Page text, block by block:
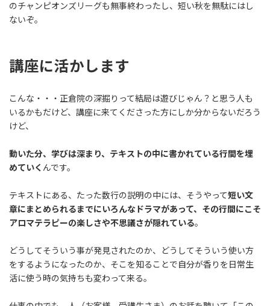
のチャンピオンズリーグも無事終わったし、短い秋を無駄にはし
ないぞ。
講座に活かします
こんな・・・正倉院の深掘りって結局は遊びじゃん？と思う人も
いるかもだけど、講座に来てくださった方にしか分からないだろう
けど、
動いた分、学びは深まり、テキストの中に書かれている行間を埋
めていく んです。
テキストにある、たった数行の説明の中には、そうやって短い文
章にまとめられるまでにいろんなドラマがあって、その行間にこそ
アロマテラピーの楽しさや不思議さが隠れている。
どうしてそういう事が発見されたのか、どうしてそういう使い方
をするようになったのか、そこを知ることで自分が香りを日常生
活に使う時の気持ちも変わって来る。